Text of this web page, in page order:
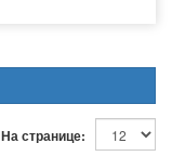
На странице: